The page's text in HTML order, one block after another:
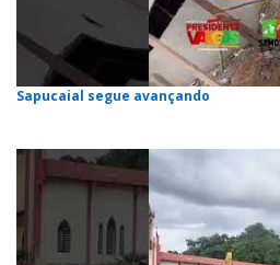
Sapucaial segue avançando